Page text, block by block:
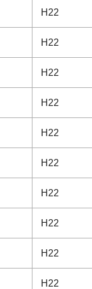
H22
H22
H22
H22
H22
H22
H22
H22
H22
H22